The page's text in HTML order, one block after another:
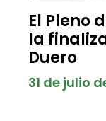
El Pleno
la
Duero
31 de julio